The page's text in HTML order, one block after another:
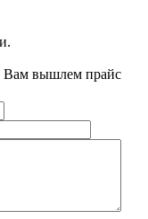
Вам вышлем прайс